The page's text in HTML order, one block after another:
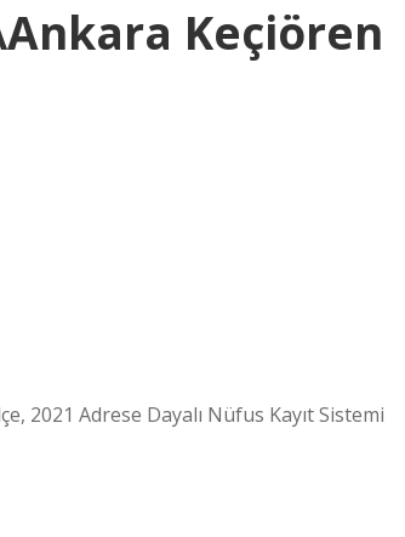
Keçiören
2021 Adrese Dayalı Nüfus Kayıt Sistemi